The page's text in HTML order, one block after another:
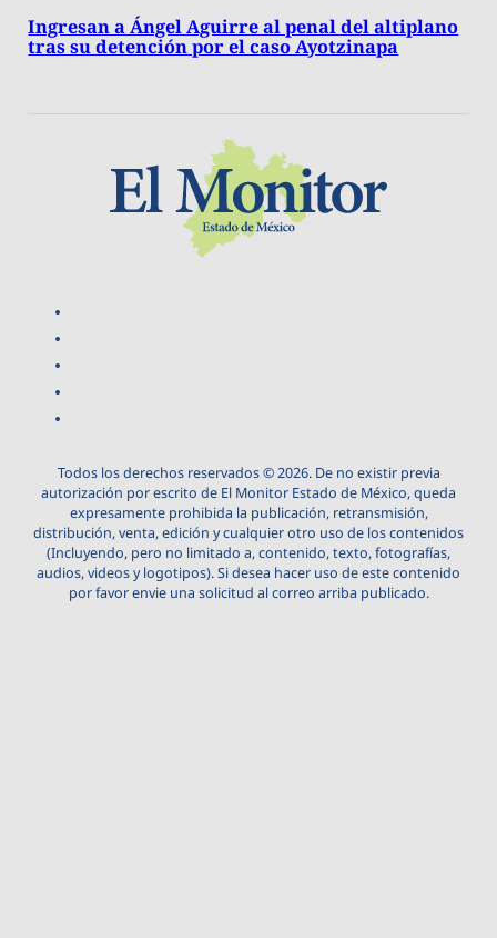
Ingresan a Ángel Aguirre al penal del altiplano
tras su detención por el caso Ayotzinapa
Todos los derechos reservados © 2026. De no existir previa
autorización por escrito de El Monitor Estado de México, queda
expresamente prohibida la publicación, retransmisión,
distribución, venta, edición y cualquier otro uso de los contenidos
(Incluyendo, pero no limitado a, contenido, texto, fotografías,
audios, videos y logotipos). Si desea hacer uso de este contenido
por favor envie una solicitud al correo arriba publicado.